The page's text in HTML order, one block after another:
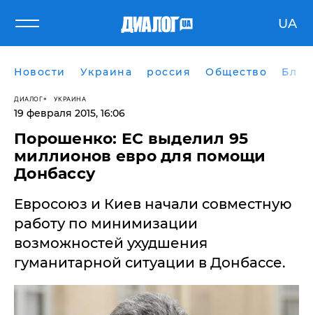
UA
Новости Украина россия Общество
ДИАЛОГ УКРАИНА
19 февраля 2015, 16:06
Порошенко: ЕС выделил 95
миллионов евро для помощи
Донбассу
Евросоюз и Киев начали совместную
работу по минимизации
возможностей ухудшения
гуманитарной ситуации в Донбассе.